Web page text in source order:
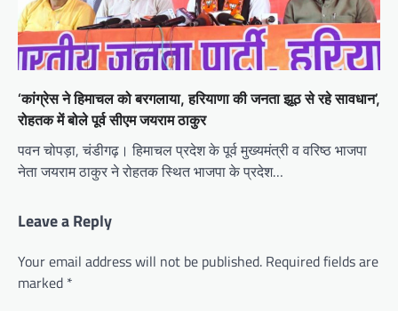
‘कांग्रेस ने हिमाचल को बरगलाया, हरियाणा की जनता झूठ से रहे सावधान’,
रोहतक में बोले पूर्व सीएम जयराम ठाकुर
पवन चोपड़ा, चंडीगढ़। हिमाचल प्रदेश के पूर्व मुख्यमंत्री व वरिष्ठ भाजपा
नेता जयराम ठाकुर ने रोहतक स्थित भाजपा के प्रदेश…
Leave a Reply
Your email address will not be published. Required fields are
marked *